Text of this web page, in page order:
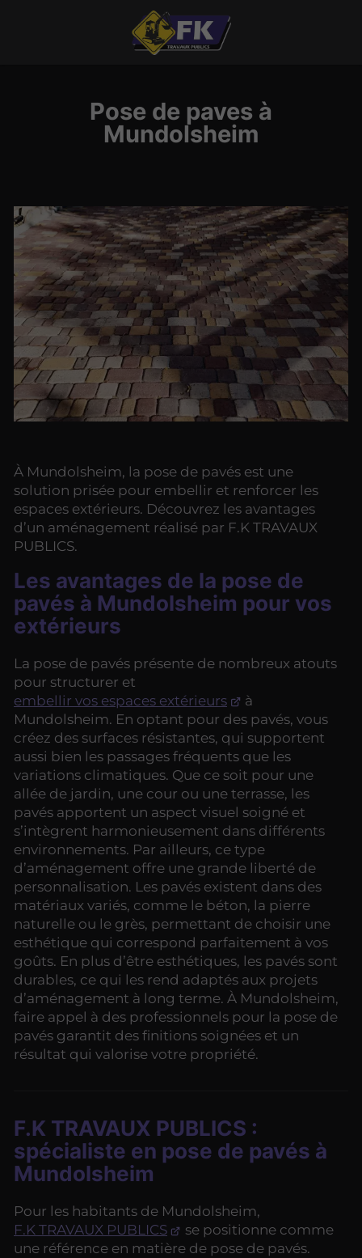
Pose de paves à
Mundolsheim
À Mundolsheim, la pose de pavés est une
solution prisée pour embellir et renforcer les
espaces extérieurs. Découvrez les avantages
d’un aménagement réalisé par F.K TRAVAUX
PUBLICS.
Les avantages de la pose de
pavés à Mundolsheim pour vos
extérieurs
La pose de pavés présente de nombreux atouts
pour structurer et
embellir vos espaces extérieurs
à
Mundolsheim. En optant pour des pavés, vous
créez des surfaces résistantes, qui supportent
aussi bien les passages fréquents que les
variations climatiques. Que ce soit pour une
allée de jardin, une cour ou une terrasse, les
pavés apportent un aspect visuel soigné et
s’intègrent harmonieusement dans différents
environnements. Par ailleurs, ce type
d’aménagement offre une grande liberté de
personnalisation. Les pavés existent dans des
matériaux variés, comme le béton, la pierre
naturelle ou le grès, permettant de choisir une
esthétique qui correspond parfaitement à vos
goûts. En plus d’être esthétiques, les pavés sont
durables, ce qui les rend adaptés aux projets
d’aménagement à long terme. À Mundolsheim,
faire appel à des professionnels pour la pose de
pavés garantit des finitions soignées et un
résultat qui valorise votre propriété.
F.K TRAVAUX PUBLICS :
spécialiste en pose de pavés à
Mundolsheim
Pour les habitants de Mundolsheim,
F.K TRAVAUX PUBLICS
se positionne comme
une référence en matière de pose de pavés.